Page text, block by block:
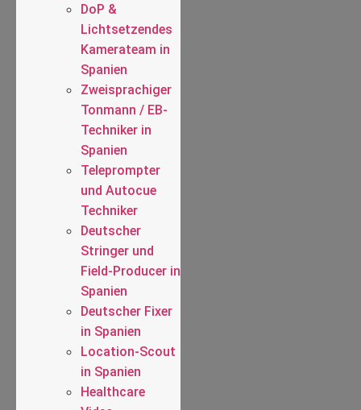
DoP &
Lichtsetzendes
Kamerateam in
Spanien
Zweisprachiger
Tonmann / EB-
Techniker in
Spanien
Teleprompter
und Autocue
Techniker
Deutscher
Stringer und
Field-Producer in
Spanien
Deutscher Fixer
in Spanien
Location-Scout
in Spanien
Healthcare